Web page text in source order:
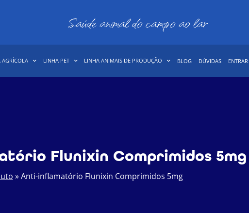
Saúde animal do campo ao lar
AGRÍCOLA LINHA PET LINHA ANIMAIS DE PRODUÇÃO BLOG DÚVIDAS
Flunixin Comprimidos 5mg
»Anti-inflamatório Flunixin Comprimidos 5mg